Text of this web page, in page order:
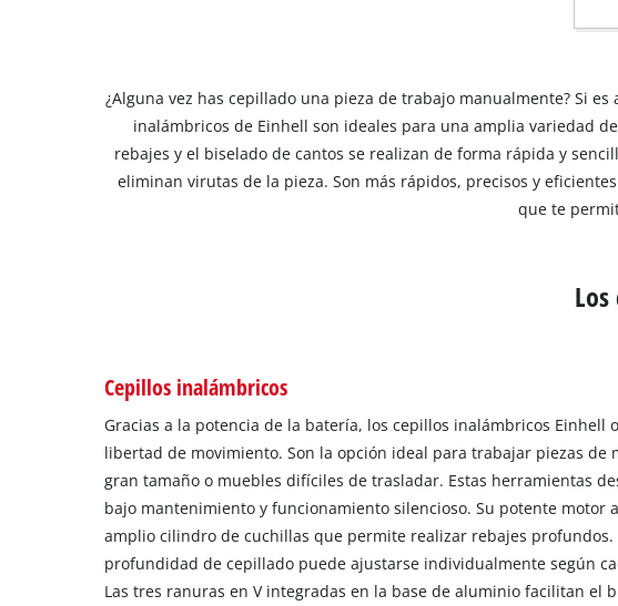
¿Alguna vez has cepillado una pieza de trabajo manualmente? Si
inalámbricos de Einhell son ideales para una amplia variedad
rebajes y el biselado de cantos se realizan de forma rápida y
eliminan virutas de la pieza. Son más rápidos, precisos y
que te
Cepillos inalámbricos
Gracias a la potencia de la batería, los cepillos inalámbricos Einhell
libertad de movimiento. Son la opción ideal para trabajar piezas de
gran tamaño o muebles difíciles de trasladar. Estas herramientas
bajo mantenimiento y funcionamiento silencioso. Su potente motor
amplio cilindro de cuchillas que permite realizar rebajes profundos.
profundidad de cepillado puede ajustarse individualmente según
Las tres ranuras en V integradas en la base de aluminio facilitan el